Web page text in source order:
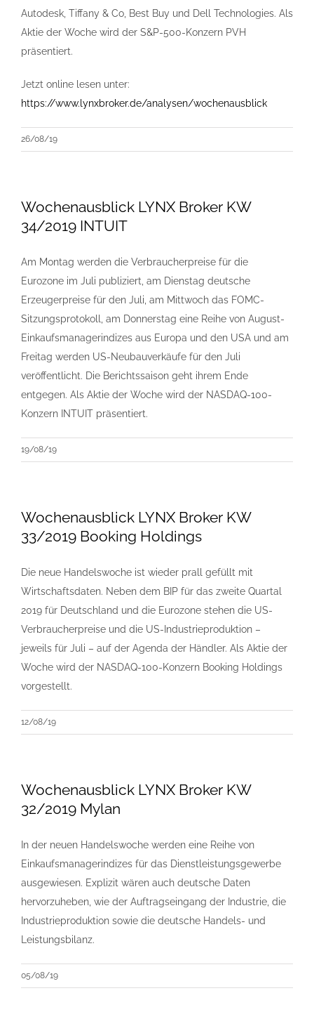
Autodesk, Tiffany & Co, Best Buy und Dell Technologies. Als
Aktie der Woche wird der S&P-500-Konzern PVH
präsentiert.
Jetzt online lesen unter:
https://www.lynxbroker.de/analysen/wochenausblick
26/08/19
Wochenausblick LYNX Broker KW
34/2019 INTUIT
Am Montag werden die Verbraucherpreise für die
Eurozone im Juli publiziert, am Dienstag deutsche
Erzeugerpreise für den Juli, am Mittwoch das FOMC-
Sitzungsprotokoll, am Donnerstag eine Reihe von August-
Einkaufsmanagerindizes aus Europa und den USA und am
Freitag werden US-Neubauverkäufe für den Juli
veröffentlicht. Die Berichtssaison geht ihrem Ende
entgegen. Als Aktie der Woche wird der NASDAQ-100-
Konzern INTUIT präsentiert.
19/08/19
Wochenausblick LYNX Broker KW
33/2019 Booking Holdings
Die neue Handelswoche ist wieder prall gefüllt mit
Wirtschaftsdaten. Neben dem BIP für das zweite Quartal
2019 für Deutschland und die Eurozone stehen die US-
Verbraucherpreise und die US-Industrieproduktion –
jeweils für Juli – auf der Agenda der Händler. Als Aktie der
Woche wird der NASDAQ-100-Konzern Booking Holdings
vorgestellt.
12/08/19
Wochenausblick LYNX Broker KW
32/2019 Mylan
In der neuen Handelswoche werden eine Reihe von
Einkaufsmanagerindizes für das Dienstleistungsgewerbe
ausgewiesen. Explizit wären auch deutsche Daten
hervorzuheben, wie der Auftragseingang der Industrie, die
Industrieproduktion sowie die deutsche Handels- und
Leistungsbilanz.
05/08/19